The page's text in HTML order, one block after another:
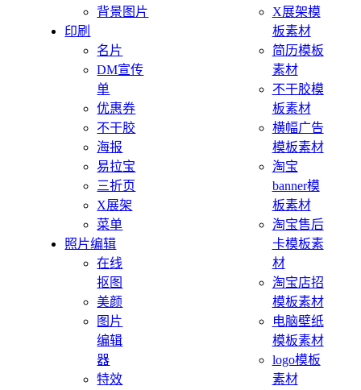
背景图片
印刷
名片
DM宣传
单
优惠券
不干胶
海报
易拉宝
三折页
X展架
菜单
照片编辑
在线
抠图
美颜
图片
编辑
器
特效
X展架模
板素材
简历模板
素材
不干胶模
板素材
横幅广告
模板素材
淘宝
banner模
板素材
淘宝售后
卡模板素
材
淘宝店招
模板素材
电脑壁纸
模板素材
logo模板
素材